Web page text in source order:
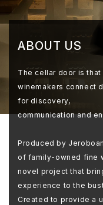
ABOUT US
The cellar door is
winemakers connect
for discovery,
communication and
Produced by
of family-owned fine
novel project that
experience to the
Created to provide a